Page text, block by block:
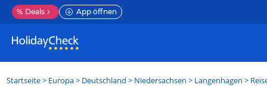
% Deals App öffnen
Startseite> Europa> Deutschland > Niedersachsen > Langenhagen >